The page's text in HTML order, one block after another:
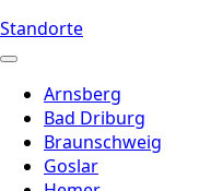
Standorte
Arnsberg
Bad Driburg
Braunschweig
Goslar